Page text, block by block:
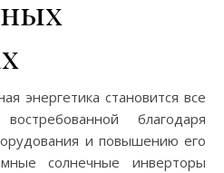
энергетика становится все
благодаря
и повышению его
солнечные инверторы